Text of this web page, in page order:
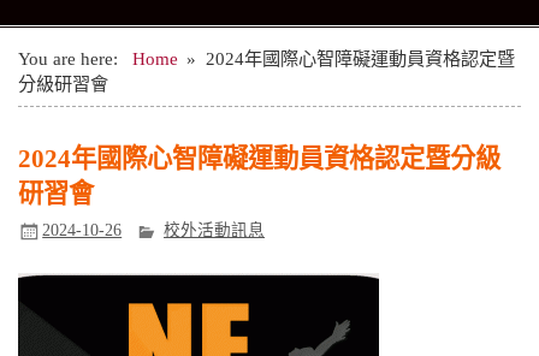
You are here: Home
2024年國際心智障礙運動員資格認定暨
分級研習會
2024年國際心智障礙運動員資格認定暨分級
研習會
2024-10-26 校外活動訊息